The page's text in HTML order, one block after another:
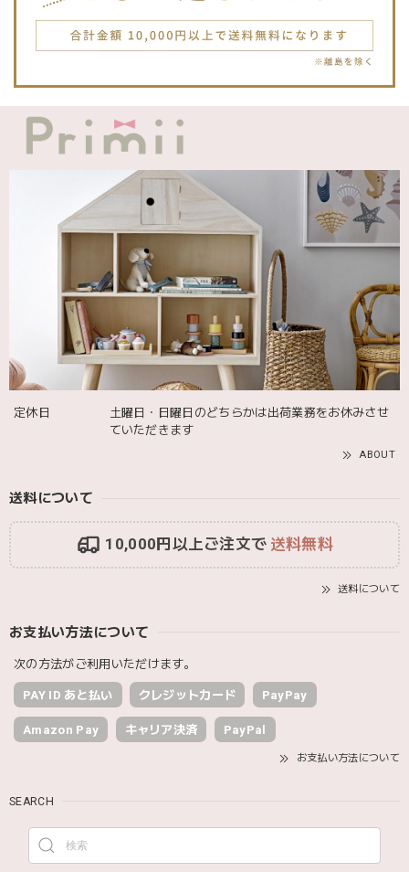
blanco ブランコ | ダブルボアブランケット ベビー double boa blanket ホワイト 無地
発送も届くのも早かったです！バースデーバルーンも入って
て嬉しかったです🎈誕生日に使わせて頂きます🫶
Adnil LAND アドニルランド | PULL ALONG PUPPY からだをくねくねさせながらついてくる プル アロング パピー プルトイ 木のおもちゃ
2025/12/02
飾るものを引き立ててくれる 木のコンポート台 【Mサイズ】 304955 shesay
2025/10/06
定休日
土曜日・日曜日のどちらかは出荷業務をお休みさせ
ていただきます
ABOUT
送料について
10,000円以上ご注文で 送料無料
送料について
お支払い方法について
次の方法がご利用いただけます。
PAY ID あと払い クレジットカード PayPay
Amazon Pay キャリア決済 PayPal
お支払い方法について
SEARCH